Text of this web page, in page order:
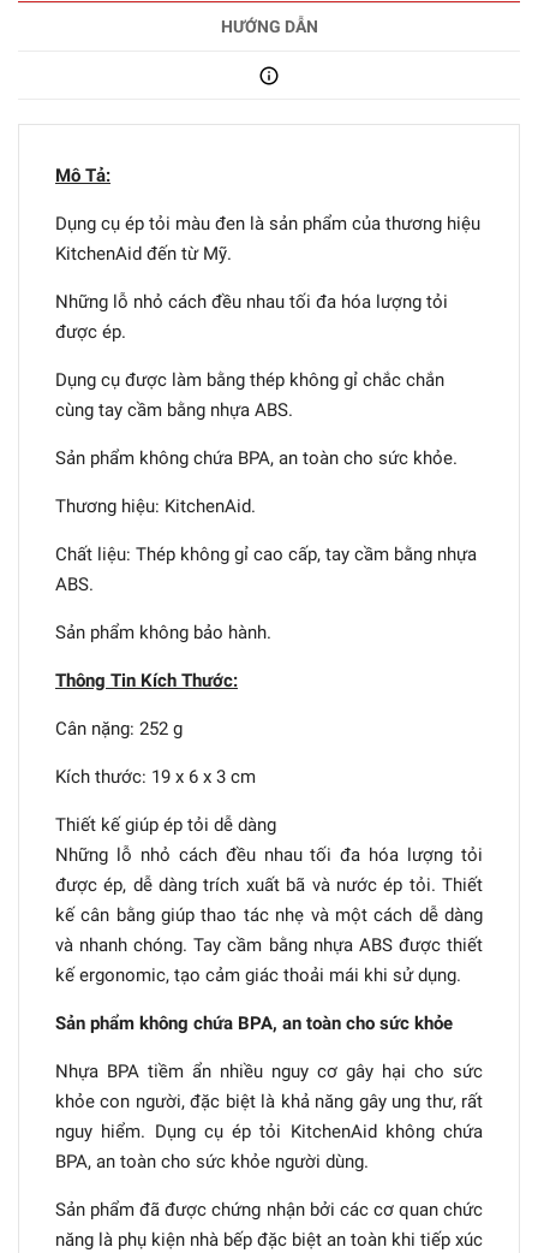
HƯỚNG DẪN
Mô Tả:
Dụng cụ ép tỏi màu đen là sản phẩm của thương hiệu
KitchenAid đến từ Mỹ.
Những lỗ nhỏ cách đều nhau tối đa hóa lượng tỏi
được ép.
Dụng cụ được làm bằng thép không gỉ chắc chắn
cùng tay cầm bằng nhựa ABS.
Sản phẩm không chứa BPA, an toàn cho sức khỏe.
Thương hiệu: KitchenAid.
Chất liệu: Thép không gỉ cao cấp, tay cầm bằng nhựa
ABS.
Sản phẩm không bảo hành.
Thông Tin Kích Thước:
Cân nặng: 252 g
Kích thước: 19 x 6 x 3 cm
Thiết kế giúp ép tỏi dễ dàng
Những lỗ nhỏ cách đều nhau tối đa hóa lượng tỏi
được ép, dễ dàng trích xuất bã và nước ép tỏi. Thiết
kế cân bằng giúp thao tác nhẹ và một cách dễ dàng
và nhanh chóng. Tay cầm bằng nhựa ABS được thiết
kế ergonomic, tạo cảm giác thoải mái khi sử dụng.
Sản phẩm không chứa BPA, an toàn cho sức khỏe
Nhựa BPA tiềm ẩn nhiều nguy cơ gây hại cho sức
khỏe con người, đặc biệt là khả năng gây ung thư, rất
nguy hiểm. Dụng cụ ép tỏi KitchenAid không chứa
BPA, an toàn cho sức khỏe người dùng.
Sản phẩm đã được chứng nhận bởi các cơ quan chức
năng là phụ kiện nhà bếp đặc biệt an toàn khi tiếp xúc